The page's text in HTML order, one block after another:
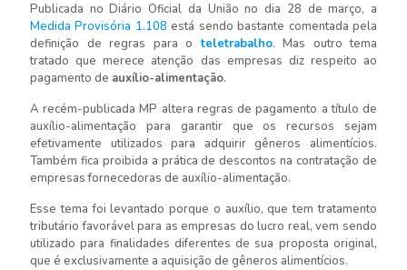
Publicada no Diário Oficial da União no dia 28 de março, a
Medida Provisória 1.108 está sendo bastante comentada pela
definição de regras para oteletrabalho. Mas outro tema
tratado que merece atenção das empresas diz respeito ao
pagamento de auxílio-alimentação.
A recém-publicada MP altera regras de pagamento a título de
auxílio-alimentação para garantir que os recursos sejam
efetivamente utilizados para adquirir gêneros alimentícios.
Também fica proibida a prática de descontos na contratação de
empresas fornecedoras de auxílio-alimentação.
Esse tema foi levantado porque o auxílio, que tem tratamento
tributário favorável para as empresas do lucro real, vem sendo
utilizado para finalidades diferentes de sua proposta original,
que é exclusivamente a aquisição de gêneros alimentícios.